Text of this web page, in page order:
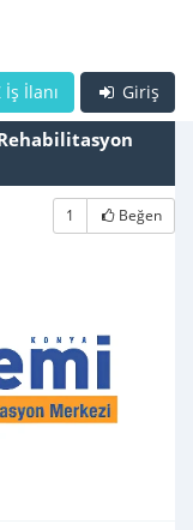
Giriş
İş İlanı
1 Beğen